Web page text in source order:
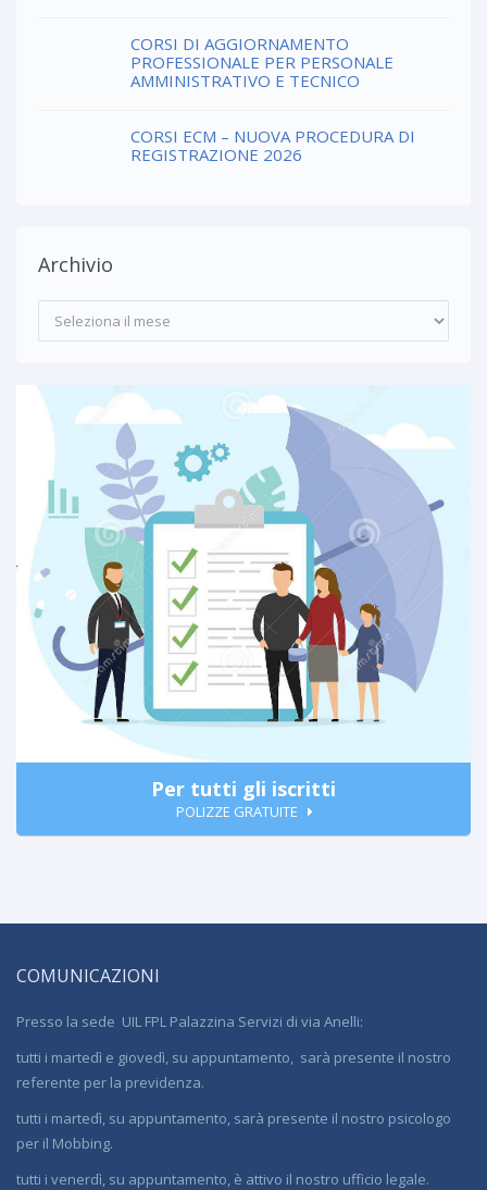
CORSI DI AGGIORNAMENTO
PROFESSIONALE PER PERSONALE
AMMINISTRATIVO E TECNICO
CORSI ECM – NUOVA PROCEDURA DI
REGISTRAZIONE 2026
Archivio
Archivio
Per tutti gli iscritti
POLIZZE GRATUITE
COMUNICAZIONI
Presso la sede UIL FPL Palazzina Servizi di via Anelli:
tutti i martedì e giovedì, su appuntamento, sarà presente il nostro
referente per la previdenza.
tutti i martedì, su appuntamento, sarà presente il nostro psicologo
per il Mobbing.
tutti i venerdì, su appuntamento, è attivo il nostro ufficio legale.